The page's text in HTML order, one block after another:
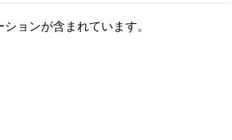
ョンが含まれています。